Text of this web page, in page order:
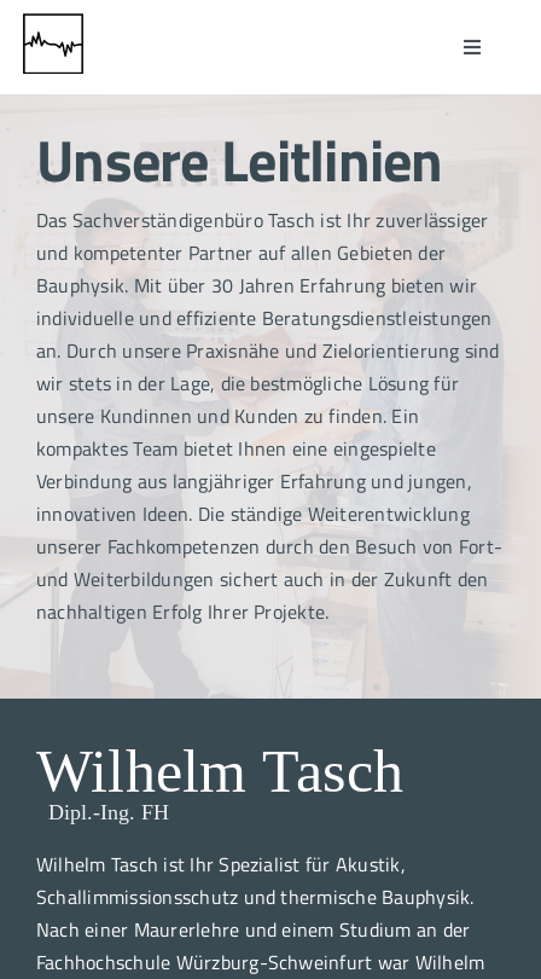
Zum
Inhalt
springen
Toggle
Über uns
Leistungen
Karriere
Kontakt
Unsere Leitlinien
Das Sachverständigenbüro Tasch ist Ihr zuverlässiger
und kompetenter Partner auf allen Gebieten der
Bauphysik. Mit über 30 Jahren Erfahrung bieten wir
individuelle und effiziente Beratungsdienstleistungen
an. Durch unsere Praxisnähe und Zielorientierung sind
wir stets in der Lage, die bestmögliche Lösung für
unsere Kundinnen und Kunden zu finden. Ein
kompaktes Team bietet Ihnen eine eingespielte
Verbindung aus langjähriger Erfahrung und jungen,
innovativen Ideen. Die ständige Weiterentwicklung
unserer Fachkompetenzen durch den Besuch von Fort-
und Weiterbildungen sichert auch in der Zukunft den
nachhaltigen Erfolg Ihrer Projekte.
Wilhelm Tasch
Dipl.-Ing. FH
Wilhelm Tasch ist Ihr Spezialist für Akustik,
Schallimmissionsschutz und thermische Bauphysik.
Nach einer Maurerlehre und einem Studium an der
Fachhochschule Würzburg-Schweinfurt war Wilhelm